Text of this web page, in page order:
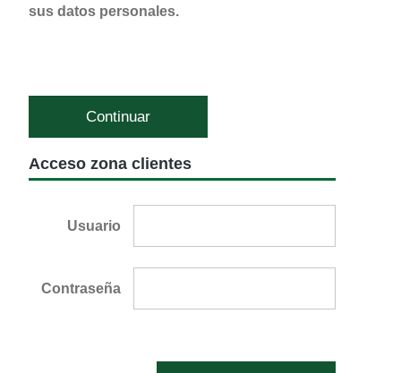
sus datos personales.
Continuar
Acceso zona clientes
Usuario
Contraseña